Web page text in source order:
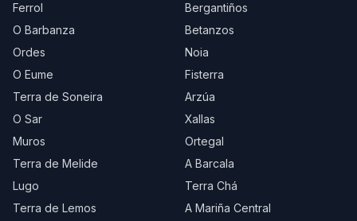
Ferrol
Bergantiños
O Barbanza
Betanzos
Ordes
Noia
O Eume
Fisterra
Terra de Soneira
Arzúa
O Sar
Xallas
Muros
Ortegal
Terra de Melide
A Barcala
Lugo
Terra Chá
Terra de Lemos
A Mariña Central